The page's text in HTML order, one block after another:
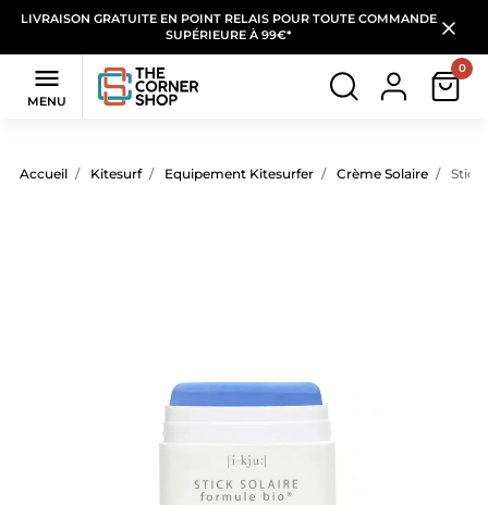
LIVRAISON GRATUITE EN POINT RELAIS POUR TOUTE COMMANDE
SUPÉRIEURE À 99€*

MENU
0
Accueil Kitesurf Equipement Kitesurfer Crème Solaire Stick